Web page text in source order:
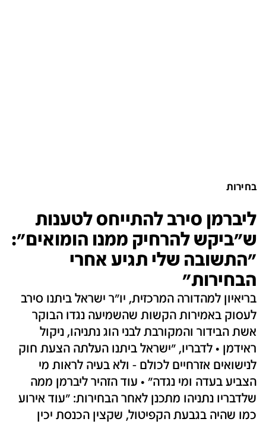
בחירות
ליברמן סירב להתייחס לטענות
ש"ביקש להרחיק ממנו הומואים":
"התשובה שלי תגיע אחרי
הבחירות"
בריאיון למהדורה המרכזית, יו"ר ישראל ביתנו סירב
לעסוק באמירות הקשות שהשמיעה נגדו הבוקר
אשת הבידור והמקורבת לבני הוג נתניהו, ניקול
ראידמן • לדבריו, "ישראל ביתנו העלתה הצעת חוק
לנישואים אזרחיים לכולם - ולא בעיה לראות מי
הצביע בעדה ומי נגדה" • עוד הזהיר ליברמן ממה
שלדבריו נתניהו מתכנן לאחר הבחירות: "עוד אירוע
כמו שהיה בגבעת הקפיטול, שקצין הכנסת יכין